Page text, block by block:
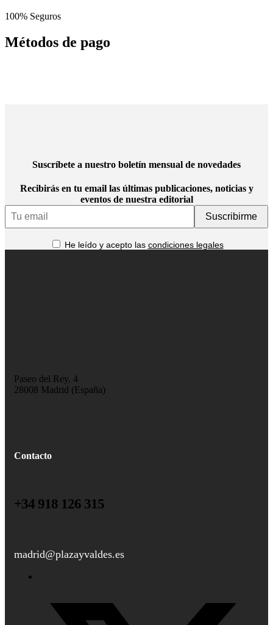
100% Seguros
Métodos de pago
Suscríbete a nuestro boletín mensual de novedades
Recibirás en tu email las últimas publicaciones, noticias y
eventos de nuestra editorial
Email
He leído y acepto las condiciones legales
Paseo del Rey, 4
28008 Madrid (España)
Contacto
+34 918 126 315
madrid@plazayvaldes.es